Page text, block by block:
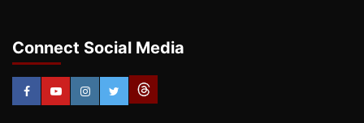
Connect Social Media